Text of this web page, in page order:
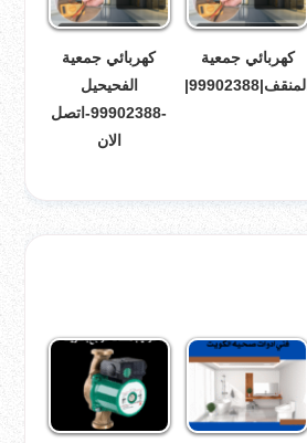
كهربائي جمعية
المنقف|99902388|
كهربائي جمعية
الفحيحيل
-99902388-اتصل
الان